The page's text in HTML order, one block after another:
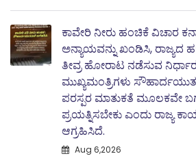
ಕಾವೇರಿ ನೀರು ಹಂಚಿಕೆ ವಿಚಾರ
ಅನ್ಯಾಯವನ್ನು ಖಂಡಿಸಿ, ರಾಜ್ಯದ
ತೀವ್ರ ಹೋರಾಟ ನಡೆಸುವ
ಮುಖ್ಯಮಂತ್ರಿಗಳು
ಪರಸ್ಪರ ಮಾತುಕತೆ ಮೂಲಕವೇ
ಪ್ರಯತ್ನಿಸಬೇಕು ಎಂದು ರಾಜ್ಯ
ಆಗ್ರಹಿಸಿದೆ.
Aug 6,2026